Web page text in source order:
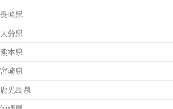
長崎県
大分県
熊本県
宮崎県
鹿児島県